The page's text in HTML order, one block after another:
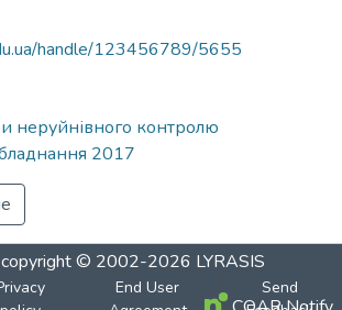
handle/123456789/5655
неруйнівного контролю
2017
copyright © 2002-2026 LYRASIS
End User
Send